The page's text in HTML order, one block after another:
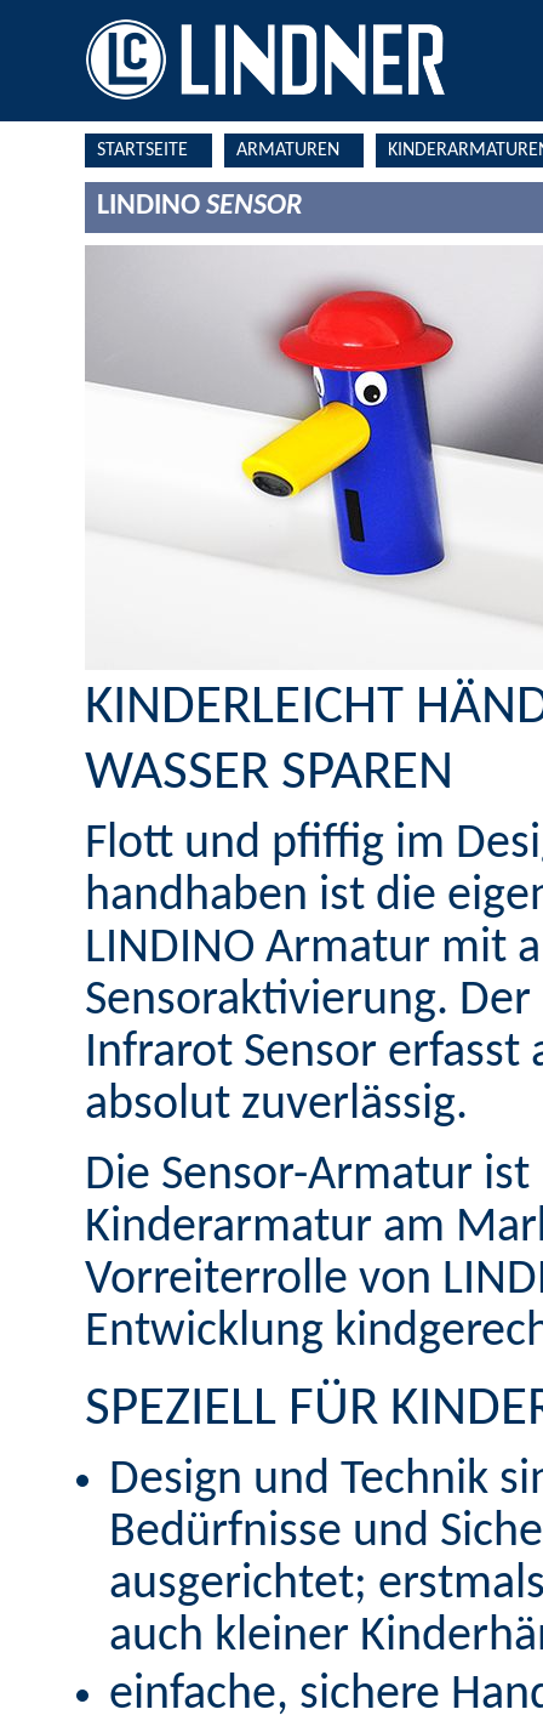
STARTSEITE ARMATUREN
LINDINO SENSOR
KINDERLEICHT
WASSER SPAREN
Flott und pfiffig im
handhaben ist die
LINDINO Armatur mit
Sensoraktivierung.
Infrarot Sensor erfasst
absolut zuverlässig.
Die Sensor-Armatur
Kinderarmatur am
Vorreiterrolle von
Entwicklung
SPEZIELL FÜR
Design und Technik
Bedürfnisse und
ausgerichtet;
auch kleiner
einfache, sichere